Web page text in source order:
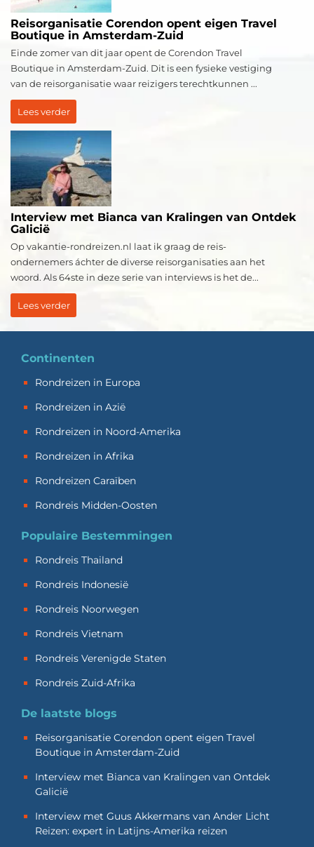
Reisorganisatie Corendon opent eigen Travel
Boutique in Amsterdam-Zuid
Einde zomer van dit jaar opent de Corendon Travel
Boutique in Amsterdam-Zuid. Dit is een fysieke vestiging
van de reisorganisatie waar reizigers terechtkunnen ...
Lees verder
Interview met Bianca van Kralingen van Ontdek
Galicië
Op vakantie-rondreizen.nl laat ik graag de reis-
ondernemers áchter de diverse reisorganisaties aan het
woord. Als 64ste in deze serie van interviews is het de...
Lees verder
Continenten
Rondreizen in Europa
Rondreizen in Azië
Rondreizen in Noord-Amerika
Rondreizen in Afrika
Rondreizen Caraïben
Rondreis Midden-Oosten
Populaire Bestemmingen
Rondreis Thailand
Rondreis Indonesië
Rondreis Noorwegen
Rondreis Vietnam
Rondreis Verenigde Staten
Rondreis Zuid-Afrika
De laatste blogs
Reisorganisatie Corendon opent eigen Travel
Boutique in Amsterdam-Zuid
Interview met Bianca van Kralingen van Ontdek
Galicië
Interview met Guus Akkermans van Ander Licht
Reizen: expert in Latijns-Amerika reizen